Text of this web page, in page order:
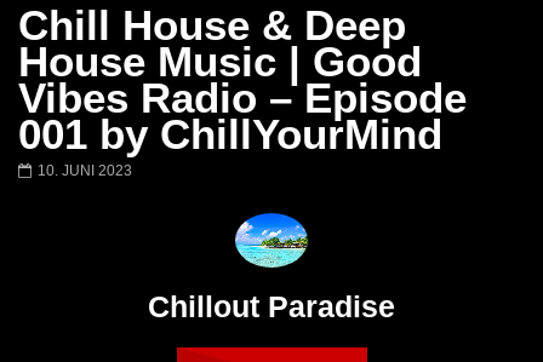
Später
01:02:49
Chillout Ibiza Lounge 2024 🍓
Calm & Relaxing Background
Music 🍓 Chill, Study, Work,
Lust. – Runaway
Chill House & Deep
House Music | Good
Vibes Radio – Episode
001 by ChillYourMind
10. JUNI 2023
Chillout Paradise